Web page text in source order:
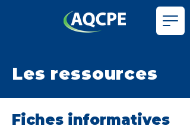
Les ressources
Fiches informatives